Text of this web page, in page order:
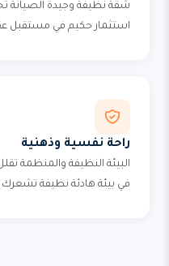
شقة نظيفة وجيدة الصيانة
استثمار حكيم في مستقبل
راحة نفسية وذهنية
البيئة النظيفة والمنظمة
في بيئة هادئة نظيفة تشعرك